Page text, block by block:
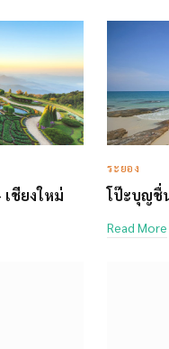
ชียงใหม่
ระยอง
โป๊ะบุญชื่
Read More